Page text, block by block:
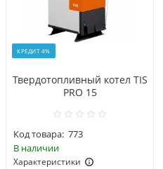
КРЕДИТ 4%
Твердотопливный котел TIS
PRO 15
Код товара: 773
В наличии
Характеристики